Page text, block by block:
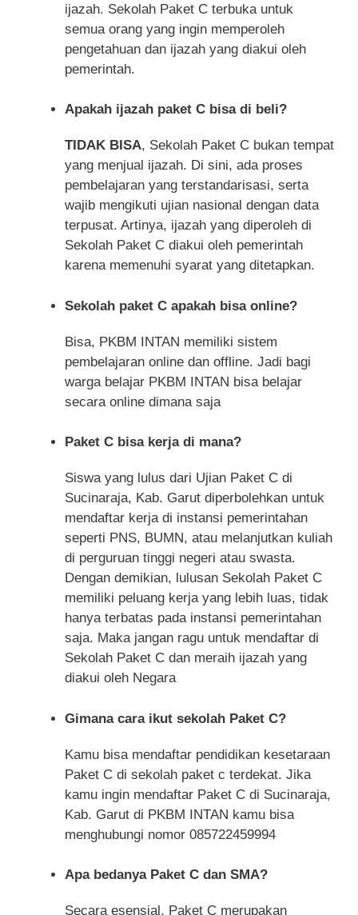
ijazah. Sekolah Paket C terbuka untuk
semua orang yang ingin memperoleh
pengetahuan dan ijazah yang diakui oleh
pemerintah.
Apakah ijazah paket C bisa di beli?
TIDAK BISA, Sekolah Paket C bukan tempat
yang menjual ijazah. Di sini, ada proses
pembelajaran yang terstandarisasi, serta
wajib mengikuti ujian nasional dengan data
terpusat. Artinya, ijazah yang diperoleh di
Sekolah Paket C diakui oleh pemerintah
karena memenuhi syarat yang ditetapkan.
Sekolah paket C apakah bisa online?
Bisa, PKBM INTAN memiliki sistem
pembelajaran online dan offline. Jadi bagi
warga belajar PKBM INTAN bisa belajar
secara online dimana saja
Paket C bisa kerja di mana?
Siswa yang lulus dari Ujian Paket C di
Sucinaraja, Kab. Garut diperbolehkan untuk
mendaftar kerja di instansi pemerintahan
seperti PNS, BUMN, atau melanjutkan kuliah
di perguruan tinggi negeri atau swasta.
Dengan demikian, lulusan Sekolah Paket C
memiliki peluang kerja yang lebih luas, tidak
hanya terbatas pada instansi pemerintahan
saja. Maka jangan ragu untuk mendaftar di
Sekolah Paket C dan meraih ijazah yang
diakui oleh Negara
Gimana cara ikut sekolah Paket C?
Kamu bisa mendaftar pendidikan kesetaraan
Paket C di sekolah paket c terdekat. Jika
kamu ingin mendaftar Paket C di Sucinaraja,
Kab. Garut di PKBM INTAN kamu bisa
menghubungi nomor 085722459994
Apa bedanya Paket C dan SMA?
Secara esensial, Paket C merupakan